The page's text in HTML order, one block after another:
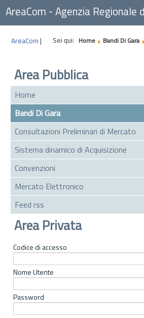
AreaCom - Agenzia Regionale
Committenza
AreaCom | Sei qui: Home Bandi Di Gara
Area Pubblica
Home
Bandi Di Gara
Consultazioni Preliminari di Mercato
Sistema dinamico di Acquisizione
Convenzioni
Mercato Elettronico
Feed rss
Area Privata
Codice di accesso
Nome Utente
Password